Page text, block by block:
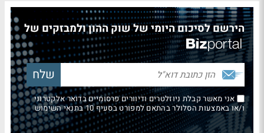
הירשם לסיכום היומי של שוק ההון ולמבזקים של
אני מאשר קבלת ניוזלטרים ודיוורים פרסומיים בדואר אלקטרוני
ו/או באמצעות הסלולר בהתאם למפורט בסעיף 10 בתנאי השימוש